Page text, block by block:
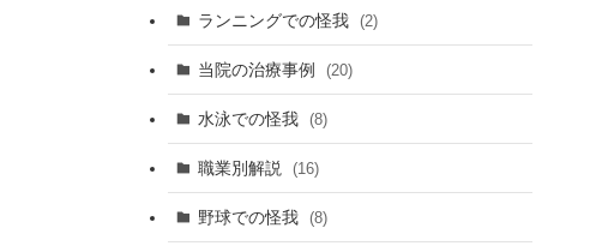
ランニングでの怪我 (2)
当院の治療事例 (20)
水泳での怪我 (8)
職業別解説 (16)
野球での怪我 (8)